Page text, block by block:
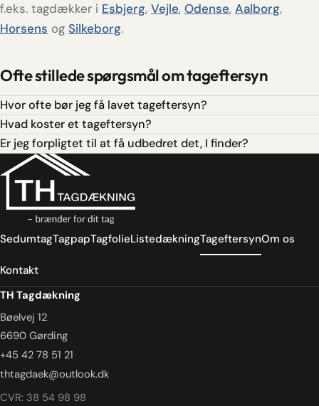
f.eks. tagdækker i Esbjerg, Vejle, Odense, Aalborg,
Horsens og Silkeborg.
Ofte stillede spørgsmål om tageftersyn
Hvor ofte bør jeg få lavet tageftersyn?
Hvad koster et tageftersyn?
Er jeg forpligtet til at få udbedret det, I finder?
SedumtagTagpapTagfolieListedækningTageftersynOm os
Kontakt
TH Tagdækning
Bøelvej 12
6690 Gørding
+45 42 78 51 21
thtagdaek@outlook.dk
CVR: 38 54 98 98